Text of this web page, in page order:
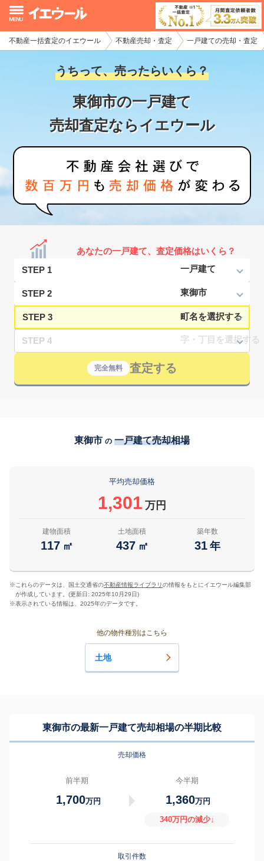
不動産一括査定のイエウール 不動産売却・査定 一戸建ての売却・査定
うちって、売ったらいくら？
東御市の一戸建て
売却査定ならイエウール
あなたの一戸建て、査定価格はいくら？
STEP 1
STEP 2
STEP 3
STEP 4
完全無料 査定する
東御市 の 一戸建て売却相場
平均売却価格
1,301 万円
建物面積
117 ㎡
土地面積
437 ㎡
築年数
31 年
※ これらのデータは、国土交通省の不動産情報ライブラリの情報をもとにイエウール編集部
が作成しています。(更新日: 2025年10月29日)
※表示されている情報は、2025年のデータです。
他の物件種別はこちら
土地
東御市の最新一戸建て売却相場の半期比較
売却価格
前半期
1,700万円
今半期
1,360万円
340万円の減少↓
取引件数
イエウール加盟希望の不動産会社様
初めての方へ
不動産売却の流れ
不動産の売却・一括査定
家査定シミュレーター
お問い合わせ